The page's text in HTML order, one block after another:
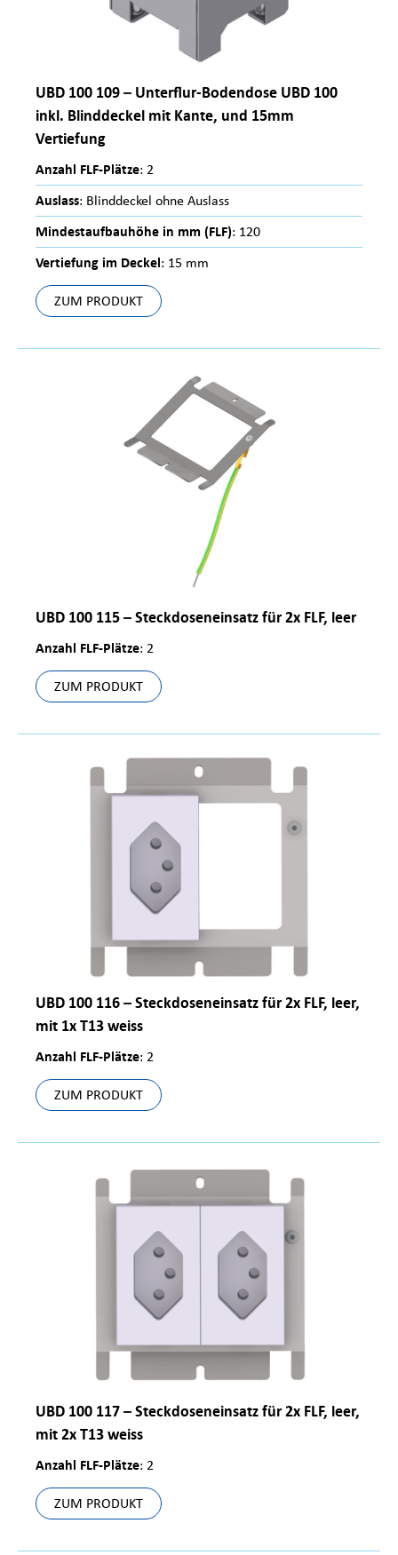
UBD 100 109 – Unterflur-Bodendose UBD 100
inkl. Blinddeckel mit Kante, und 15mm
Vertiefung
Anzahl FLF-Plätze: 2
Auslass: Blinddeckel ohne Auslass
Mindestaufbauhöhe in mm (FLF): 120
Vertiefung im Deckel: 15 mm
ZUM PRODUKT
UBD 100 115 – Steckdoseneinsatz für 2x FLF, leer
Anzahl FLF-Plätze: 2
ZUM PRODUKT
UBD 100 116 – Steckdoseneinsatz für 2x FLF, leer,
mit 1x T13 weiss
Anzahl FLF-Plätze: 2
ZUM PRODUKT
UBD 100 117 – Steckdoseneinsatz für 2x FLF, leer,
mit 2x T13 weiss
Anzahl FLF-Plätze: 2
ZUM PRODUKT